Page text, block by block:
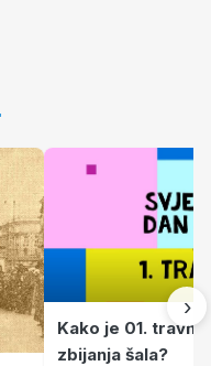
Kako je 01.
zbijanja šala?
›